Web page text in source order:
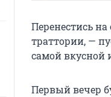
Перенестись
траттории, —
самой вкусной
Первый вечер